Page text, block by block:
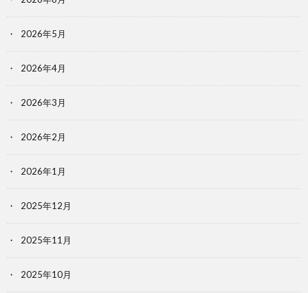
2026年5月
2026年4月
2026年3月
2026年2月
2026年1月
2025年12月
2025年11月
2025年10月